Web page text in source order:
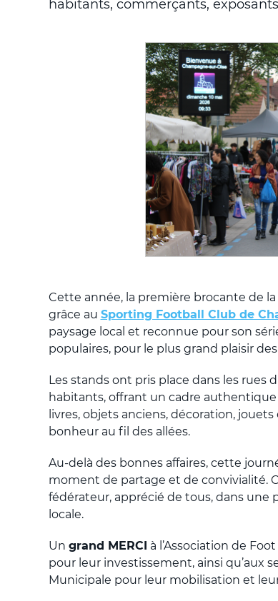
habitants, commerçants,
Cette année, la première brocante de
grâce au Sporting Football Club de
paysage local et reconnue pour son
populaires, pour le plus grand plaisir
Les stands ont pris place dans les rues
habitants, offrant un cadre
livres, objets anciens, décoration,
bonheur au fil des allées.
Au-delà des bonnes affaires, cette
moment de partage et de convivialité.
fédérateur, apprécié de tous, dans une
locale.
Un grand MERCI à l’Association de
pour leur investissement, ainsi qu’aux
Municipale pour leur mobilisation et